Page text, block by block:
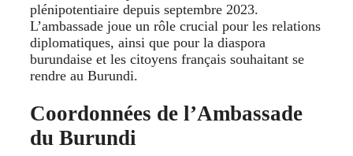
plénipotentiaire depuis septembre 2023.
L’ambassade joue un rôle crucial pour les relations
diplomatiques, ainsi que pour la diaspora
burundaise et les citoyens français souhaitant se
rendre au Burundi.
Coordonnées de l’Ambassade
du Burundi